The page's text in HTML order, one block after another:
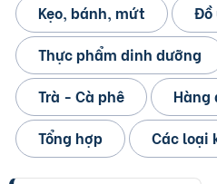
Kẹo, bánh, mứt
Đồ
Thực phẩm dinh dưỡng
Trà - Cà phê
Hàng
Tổng hợp
Các loại